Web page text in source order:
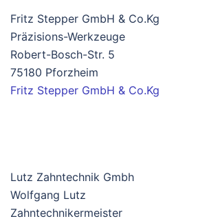
Fritz Stepper GmbH & Co.Kg
Präzisions-Werkzeuge
Robert-Bosch-Str. 5
75180 Pforzheim
Fritz Stepper GmbH & Co.Kg
Lutz Zahntechnik Gmbh
Wolfgang Lutz
Zahntechnikermeister